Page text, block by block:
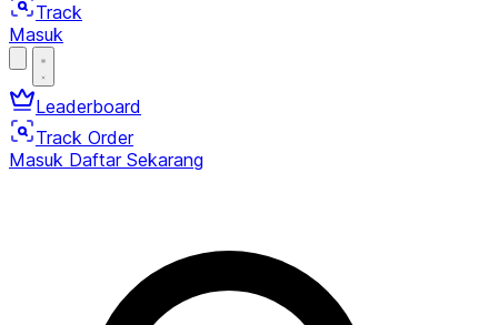
Track
Masuk
Leaderboard
Track Order
Masuk Daftar Sekarang